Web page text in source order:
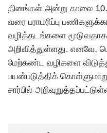
தினங்கள் அன்று காலை
வரை பராமரிப்பு
வழித்தடங்களை மூடுவதாக
அறிவித்துள்ளது. எனவே,
மேற்கண்ட வழிகளை
பயன்படுத்திக்
சார்பில்